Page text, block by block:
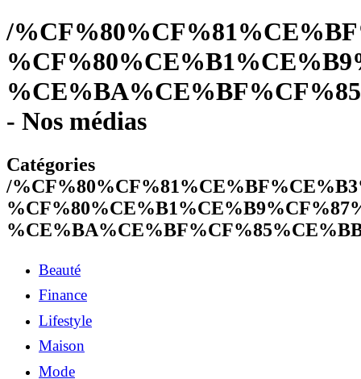
/
- Nos médias
Catégories
/
Beauté
Finance
Lifestyle
Maison
Mode